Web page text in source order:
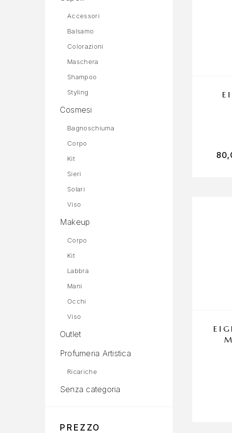
Accessori
Balsamo
Colorazioni
Maschera
Shampoo
Styling
Cosmesi
Bagnoschiuma
Corpo
Kit
Sieri
Solari
Viso
Makeup
Corpo
Kit
Labbra
Mani
Occhi
Viso
Outlet
Profumeria Artistica
Ricariche
Senza categoria
PREZZO